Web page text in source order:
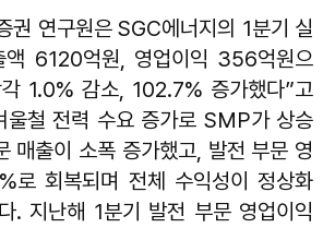
권 연구원은 SGC에너지의 1분기 실
액 6120억원, 영업이익 356억원으
1.0% 감소, 102.7% 증가했다”고
울철 전력 수요 증가로 SMP가 상승
매출이 소폭 증가했고, 발전 부문 영
로 회복되며 전체 수익성이 정상화
. 지난해 1분기 발전 부문 영업이익